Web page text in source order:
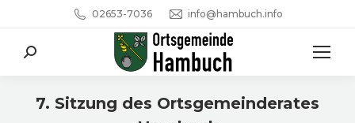
02653-7036 info@hambuch.info
Search:
7. Sitzung des Ortsgemeinderates